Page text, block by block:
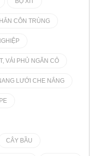
CÔN TRÙNG
VẢI PHỦ NGĂN CỎ
LƯỚI CHE NẮNG
CÂY BẦU